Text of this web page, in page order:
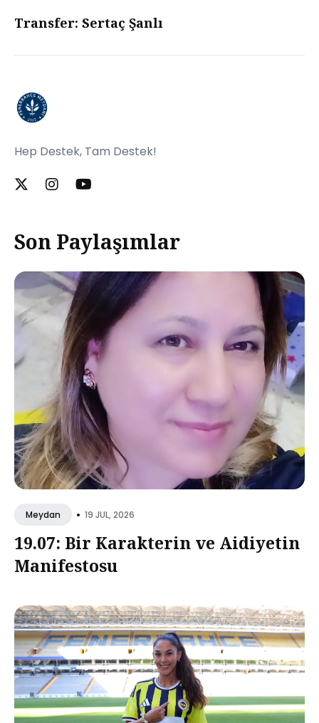
Transfer: Sertaç Şanlı
Hep Destek, Tam Destek!
Son Paylaşımlar
Meydan • 19 JUL, 2026
19.07: Bir Karakterin ve Aidiyetin
Manifestosu